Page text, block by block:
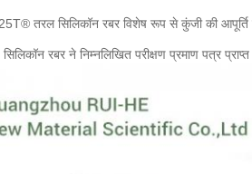
तरल सिलिकॉन रबर विशेष रूप से कुंजी की आपूर्ति
रबर ने निम्नलिखित परीक्षण प्रमाण पत्र